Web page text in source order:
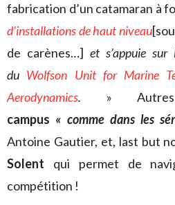
fabrication d’un catamaran à
d’installations de haut niveau
de carènes…] et s’appuie sur
du Wolfson Unit for Marine
Aerodynamics. »
campus « comme dans les
Antoine Gautier, et, last but
Solent qui permet de
compétition !